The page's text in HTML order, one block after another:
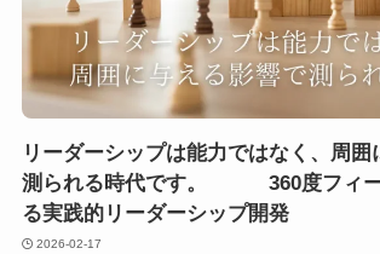
リーダーシップは能力ではなく、周囲
測られる時代です。 360度フィー
る実践的リーダーシップ開発
2026-02-17